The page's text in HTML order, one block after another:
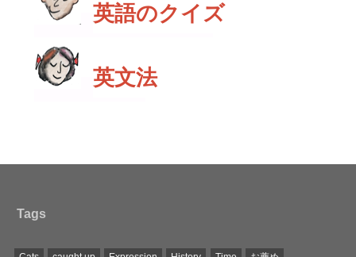
英語のクイズ
英文法
Tags